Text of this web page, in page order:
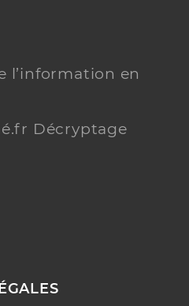
l’information en
Décryptage